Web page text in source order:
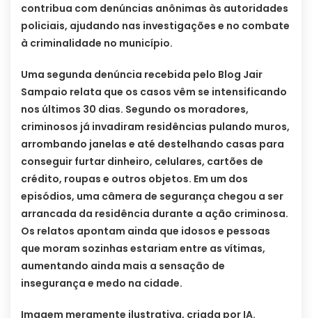
contribua com denúncias anônimas às autoridades
policiais, ajudando nas investigações e no combate
à criminalidade no município.
Uma segunda denúncia recebida pelo Blog Jair
Sampaio relata que os casos vêm se intensificando
nos últimos 30 dias. Segundo os moradores,
criminosos já invadiram residências pulando muros,
arrombando janelas e até destelhando casas para
conseguir furtar dinheiro, celulares, cartões de
crédito, roupas e outros objetos. Em um dos
episódios, uma câmera de segurança chegou a ser
arrancada da residência durante a ação criminosa.
Os relatos apontam ainda que idosos e pessoas
que moram sozinhas estariam entre as vítimas,
aumentando ainda mais a sensação de
insegurança e medo na cidade.
Imagem meramente ilustrativa, criada por IA.